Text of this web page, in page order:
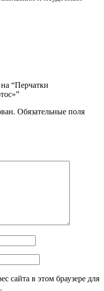
“Перчатки
Обязательные поля
сайта в этом браузере для